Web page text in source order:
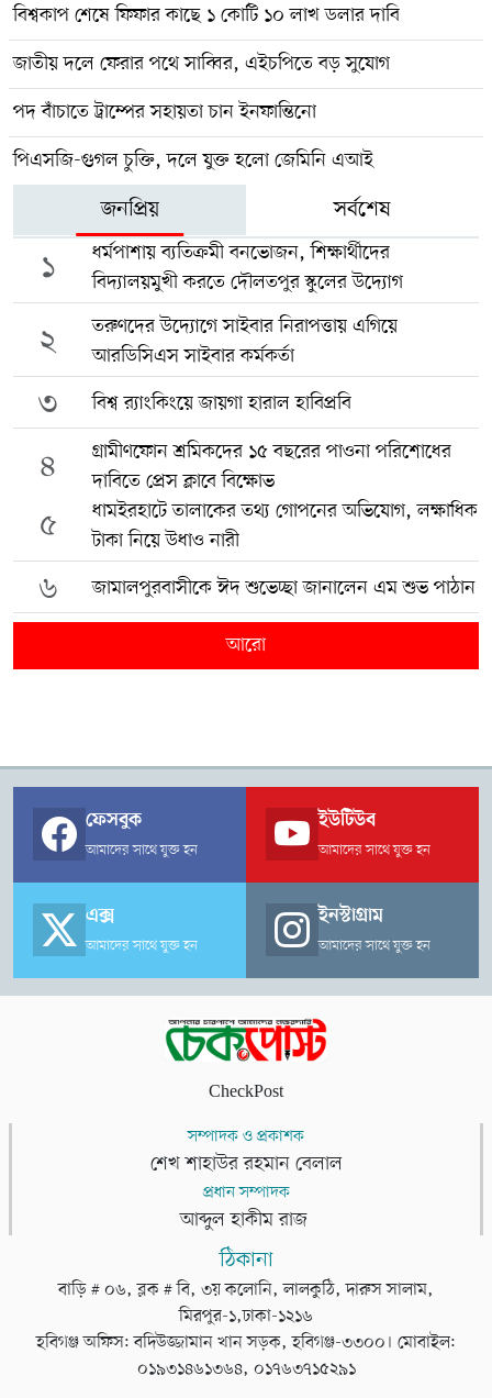
বিশ্বকাপ শেষে ফিফার কাছে ১ কোটি ১০ লাখ ডলার দাবি
জাতীয় দলে ফেরার পথে সাব্বির, এইচপিতে বড় সুযোগ
পদ বাঁচাতে ট্রাম্পের সহায়তা চান ইনফান্তিনো
পিএসজি-গুগল চুক্তি, দলে যুক্ত হলো জেমিনি এআই
জনপ্রিয় সর্বশেষ
১
ধর্মপাশায় ব্যতিক্রমী বনভোজন, শিক্ষার্থীদের
বিদ্যালয়মুখী করতে দৌলতপুর স্কুলের উদ্যোগ
২
তরুণদের উদ্যোগে সাইবার নিরাপত্তায় এগিয়ে
আরডিসিএস সাইবার কর্মকর্তা
৩ বিশ্ব র‍্যাংকিংয়ে জায়গা হারাল হাবিপ্রবি
৪
গ্রামীণফোন শ্রমিকদের ১৫ বছরের পাওনা পরিশোধের
দাবিতে প্রেস ক্লাবে বিক্ষোভ
৫
ধামইরহাটে তালাকের তথ্য গোপনের অভিযোগ, লক্ষাধিক
টাকা নিয়ে উধাও নারী
৬ জামালপুরবাসীকে ঈদ শুভেচ্ছা জানালেন এম শুভ পাঠান
আরো
ফেসবুক
আমাদের সাথে যুক্ত হন
ইউটিউব
আমাদের সাথে যুক্ত হন
এক্স
আমাদের সাথে যুক্ত হন
ইনস্টাগ্রাম
আমাদের সাথে যুক্ত হন
CheckPost
সম্পাদক ও প্রকাশক
শেখ শাহাউর রহমান বেলাল
প্রধান সম্পাদক
আব্দুল হাকীম রাজ
ঠিকানা
বাড়ি # ০৬, ব্লক # বি, ৩য় কলোনি, লালকুঠি, দারুস সালাম,
মিরপুর-১,ঢাকা-১২১৬
হবিগঞ্জ অফিস: বদিউজ্জামান খান সড়ক, হবিগঞ্জ-৩৩০০। মোবাইল:
০১৯৩১৪৬১৩৬৪, ০১৭৬৩৭১৫২৯১